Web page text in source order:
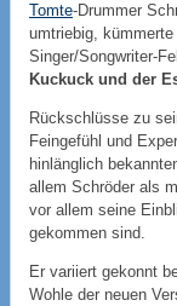
Tomte-Drummer
umtriebig,
Singer/Songwriter-
Kuckuck und der
Rückschlüsse zu
Feingefühl und
hinlänglich
allem Schröder als
vor allem seine
gekommen sind.
Er variiert gekonnt
Wohle der neuen